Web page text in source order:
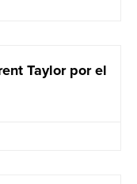
Taylor por el